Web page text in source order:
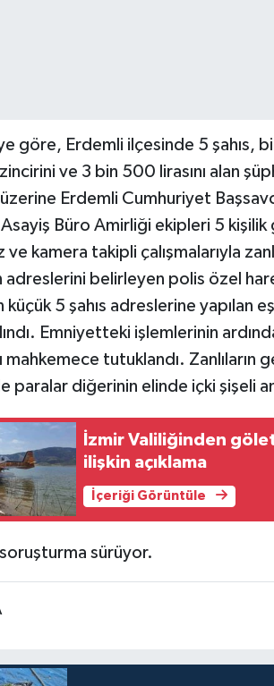
göre, Erdemli ilçesinde 5 şahıs,
zincirini ve 3 bin 500 lirasını alan
Erdemli Cumhuriyet
Büro Amirliği ekipleri 5
ve kamera takipli çalışmalarıyla
adreslerini belirleyen polis özel
küçük 5 şahıs adreslerine yapılan
Emniyetteki işlemlerinin
mahkemece tutuklandı.
paralar diğerinin elinde içki şişeli
İzmir Valiliğinden
ilişkin açıklama
İçeriği Görüntüle
sürüyor.